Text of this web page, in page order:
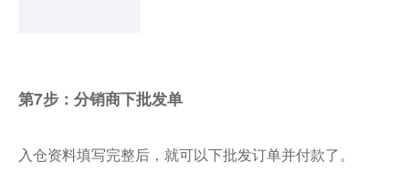
第7步：分销商下批发单
入仓资料填写完整后，就可以下批发订单并付款了。